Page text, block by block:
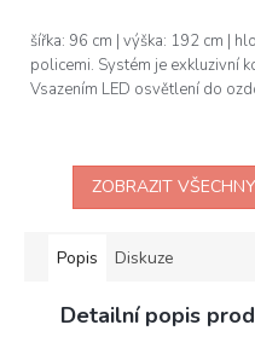
šířka: 96 cm | výška: 192 cm |
policemi. Systém je exkluzivní
Vsazením LED osvětlení do
ZOBRAZIT
Popis Diskuze
Detailní popis